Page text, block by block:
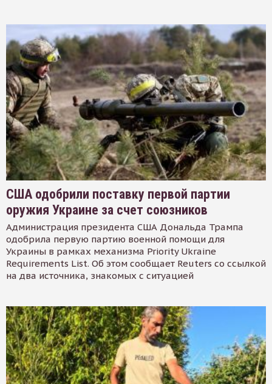
США одобрили поставку первой партии
оружия Украине за счет союзников
Администрация президента США Дональда Трампа
одобрила первую партию военной помощи для
Украины в рамках механизма Priority Ukraine
Requirements List. Об этом сообщает Reuters со ссылкой
на два источника, знакомых с ситуацией